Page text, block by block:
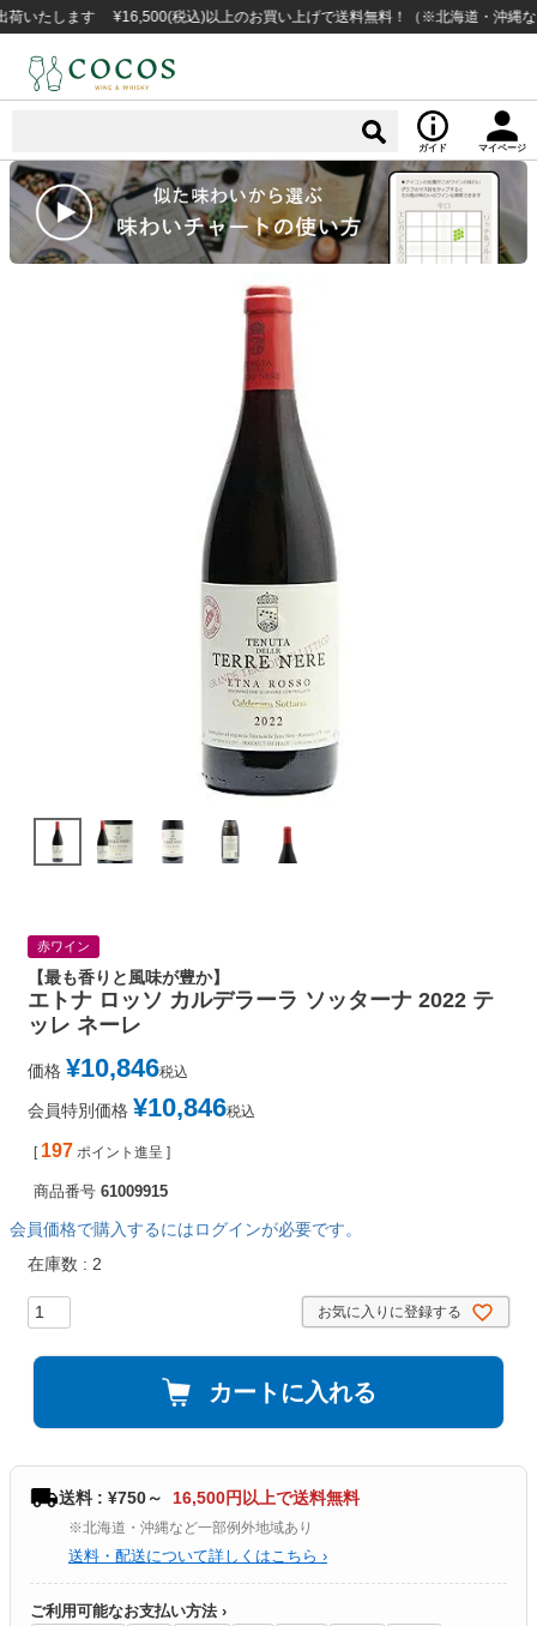
します ¥16,500(税込)以上のお買い上げで送料無料！（※北海道・沖縄など一部
ガイド マイページ
赤ワイン
【最も香りと風味が豊か】
エトナ ロッソ カルデラーラ ソッターナ 2022 テ
ッレ ネーレ
価格 ¥10,846税込
会員特別価格 ¥10,846税込
[ 197 ポイント進呈 ]
商品番号 61009915
会員価格で購入するにはログインが必要です。
在庫数
2
お気に入りに登録する
カートに入れる
送料 : ¥750～ 16,500円以上で送料無料
※北海道・沖縄など一部例外地域あり
送料・配送について詳しくはこちら ›
ご利用可能なお支払い方法 ›